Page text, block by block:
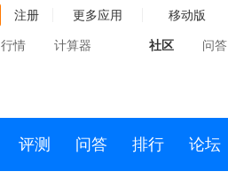
注册 更多应用 移动版
行情 计算器 社区 问答
评测 问答 排行 论坛